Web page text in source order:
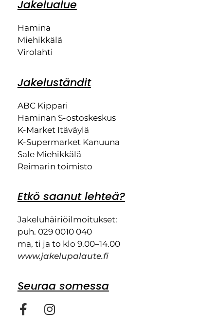
Jakelualue
Hamina
Miehikkälä
Virolahti
Jakeluständit
ABC Kippari
Haminan S-ostoskeskus
K-Market Itäväylä
K-Supermarket Kanuuna
Sale Miehikkälä
Reimarin toimisto
Etkö saanut lehteä?
Jakeluhäiriöilmoitukset:
puh. 029 0010 040
ma, ti ja to klo 9.00–14.00
www.jakelupalaute.fi
Seuraa somessa